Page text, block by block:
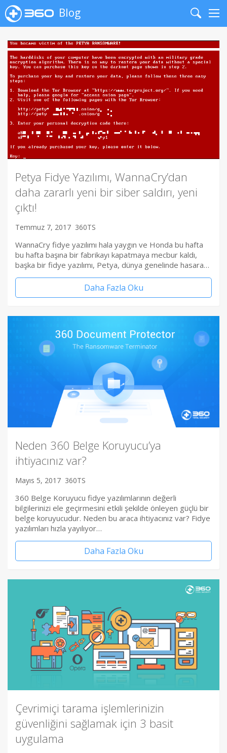
Blog
Search
Petya Fidye Yazılımı, WannaCry’dan
daha zararlı yeni bir siber saldırı, yeni
çıktı!
Temmuz 7, 2017 360TS
WannaCry fidye yazılımı hala yaygın ve Honda bu hafta
bu hafta başına bir fabrikayı kapatmaya mecbur kaldı,
başka bir fidye yazılımı, Petya, dünya genelinde hasara…
Daha Fazla Oku
Neden 360 Belge Koruyucu’ya
ihtiyacınız var?
Mayıs 5, 2017 360TS
360 Belge Koruyucu fidye yazılımlarının değerli
bilgilerinizi ele geçirmesini etkili şekilde önleyen güçlü bir
belge koruyucudur. Neden bu araca ihtiyacınız var? Fidye
yazılımları hızla yayılıyor…
Daha Fazla Oku
Çevrimiçi tarama işlemlerinizin
güvenliğini sağlamak için 3 basit
uygulama